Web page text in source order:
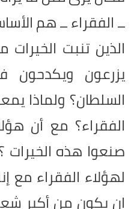
ــ الفقراء ــ هم
الذين تنبت
يزرعون ويكدحون
السلطان؟ ولماذا
الفقراء؟ مع أن
صنعوا هذه الخيرات
لهؤلاء الفقراء مع
ان يكون من أكبر